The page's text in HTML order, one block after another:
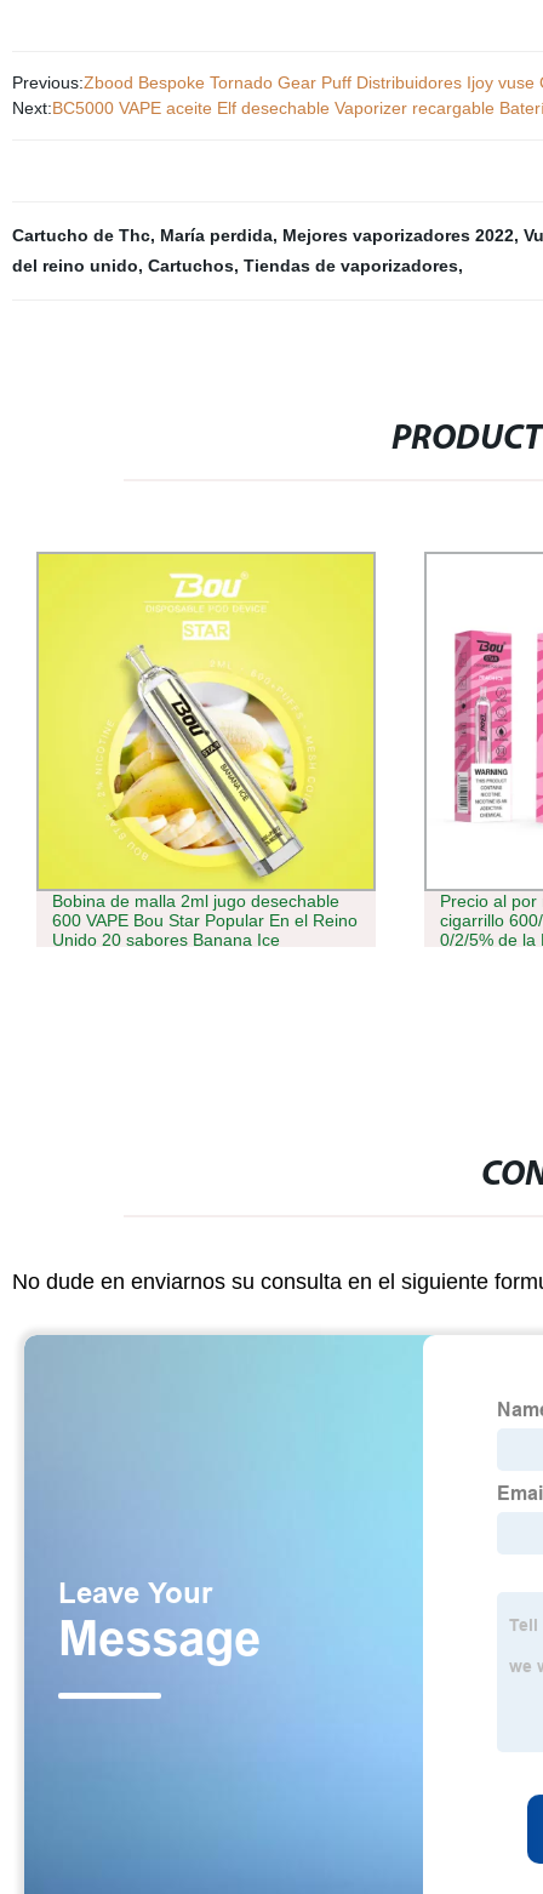
Previous:Zbood Bespoke Tornado Gear Puff Distribuidores Ijoy
Next:BC5000 VAPE aceite Elf desechable Vaporizer recargable
Cartucho de Thc, María perdida, Mejores vaporizadores 2022,
del reino unido, Cartuchos, Tiendas de vaporizadores,
Precio al por mayor e desechable
cigarrillo 600/1500/2000/4000/5000 Puff
0/2/5% de la Elf vaporizador Puff Bar
Fabricante
montaje en
Cigarette
No dude en enviarnos su consulta en el siguiente